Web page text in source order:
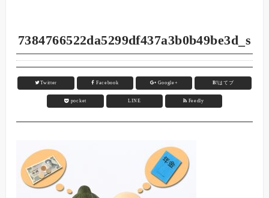
7384766522da5299df437a3b0b49be3d_s
Twitter Facebook Google+ B!はてブ
pocket LINE Feedly